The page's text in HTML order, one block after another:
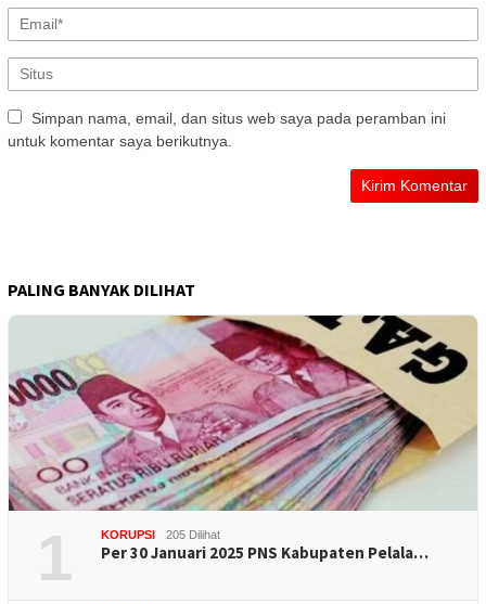
Simpan nama, email, dan situs web saya pada peramban ini
untuk komentar saya berikutnya.
PALING BANYAK DILIHAT
1 KORUPSI 205 Dilihat
Per 30 Januari 2025 PNS Kabupaten Pelala…